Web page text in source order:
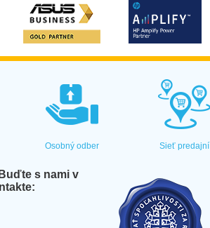
Osobný odber Sieť predajní
Buďte s nami v